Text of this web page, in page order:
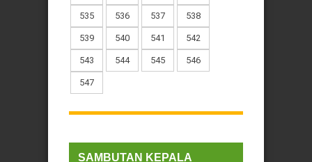
535 536 537 538
539 540 541 542
543 544 545 546
547
SAMBUTAN KEPALA